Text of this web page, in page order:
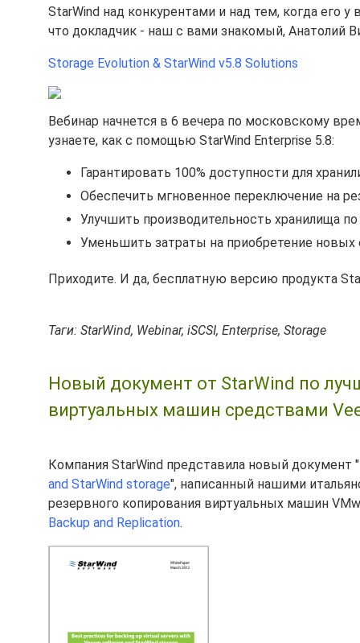
StarWind над конкурентами и над тем, когда его
что докладчик - наш с вами знакомый, Анатолий
Storage Evolution & StarWind v5.8 Solutions
Вебинар начнется в 6 вечера по московскому
узнаете, как с помощью StarWind Enterprise 5.8:
Гарантировать 100% доступности для
Обеспечить мгновенное переключение на
Улучшить производительность хранилища
Уменьшить затраты на приобретение новых
Приходите. И да, бесплатную версию продукта
Таги: StarWind, Webinar, iSCSI, Enterprise, Storage
Новый документ от StarWind по
виртуальных машин средствами
Компания StarWind представила новый документ "
and StarWind storage", написанный нашими
резервного копирования виртуальных машин
Backup and Replication.